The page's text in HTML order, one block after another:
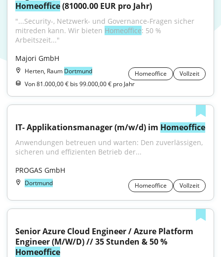
Homeoffice (81000.00 EUR pro Jahr)
"...Security-, Netzwerk- und Governance-Fragen sicher
mitreden kann. Wir bieten Homeoffice: 50 %
Arbeitszeit..."
Majori GmbH
Herten, Raum Dortmund Homeoffice
Vollzeit
Von 81.000,00 € bis 99.000,00 € pro Jahr
IT- Applikationsmanager (m/w/d) im Homeoffice
Anwendungen betreuen und warten: Den zuverlässigen,
sicheren und effizienten Betrieb der...
PROGAS GmbH
Dortmund Homeoffice Vollzeit
Senior Azure Cloud Engineer / Azure Platform
Homeoffice